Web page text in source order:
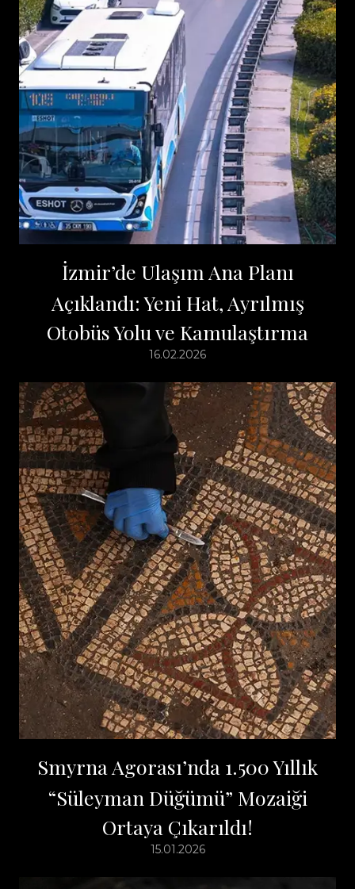
İzmir’de Ulaşım Ana Planı
Açıklandı: Yeni Hat, Ayrılmış
Otobüs Yolu ve Kamulaştırma
16.02.2026
Smyrna Agorası’nda 1.500 Yıllık
“Süleyman Düğümü” Mozaiği
Ortaya Çıkarıldı!
15.01.2026